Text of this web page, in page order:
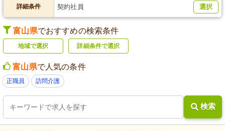
詳細条件 契約社員 選択
富山県でおすすめの検索条件
地域で選択 詳細条件で選択
富山県で人気の条件
正職員 訪問介護
検索